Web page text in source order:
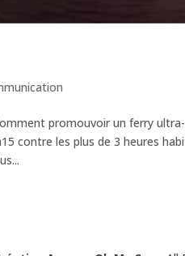
promouvoir un ferry
contre les plus de 3 heures